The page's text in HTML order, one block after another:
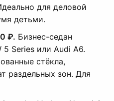
для деловой
детьми.
₽. Бизнес-седан
5 Series или Audi A6.
стёкла,
раздельных зон. Для